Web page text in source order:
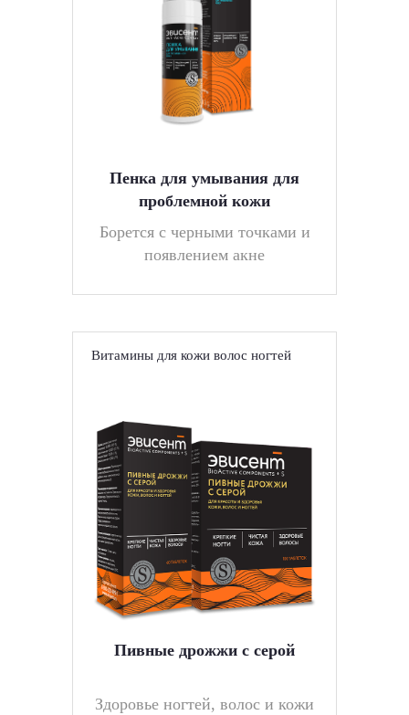
Пенка для умывания для
проблемной кожи
Борется с черными точками и
появлением акне
Витамины для кожи волос ногтей
Пивные дрожжи с серой
Здоровье ногтей, волос и кожи